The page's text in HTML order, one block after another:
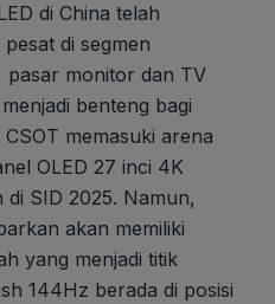
di China telah
di segmen
monitor dan TV
benteng bagi
memasuki arena
OLED 27 inci 4K
SID 2025. Namun,
akan memiliki
yang menjadi titik
144Hz berada di posisi